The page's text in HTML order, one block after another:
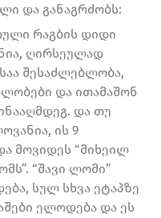
და განაგრძობს:
რაგბის დიდი
ღირსეულად
შესაძლებლობა,
და ითამაშონ
და თუ
ის 9
მოვიდეს “მიხეილ
“შავი ლომი”
სულ სხვა ეტაპზე
ელოდება და ეს